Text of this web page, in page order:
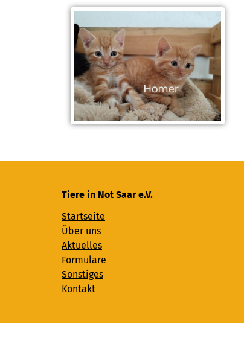
Tiere in Not Saar e.V.
Startseite
Über uns
Aktuelles
Formulare
Sonstiges
Kontakt